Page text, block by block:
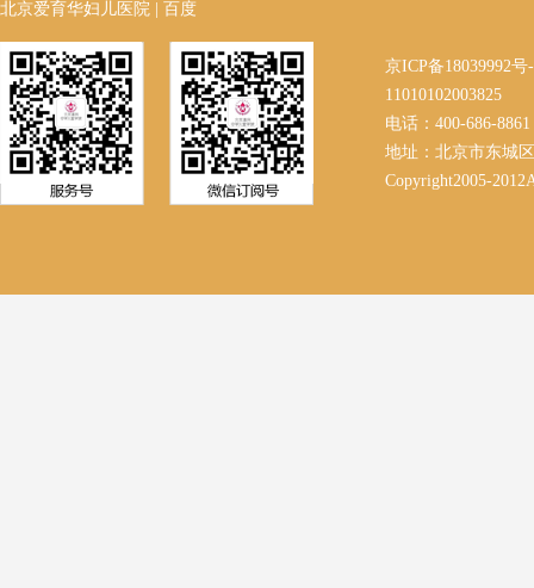
北京爱育华妇儿医院 百度
京ICP备18039992
11010102003825
电话：400-686-
地址：北京市东城
Copyright2005-